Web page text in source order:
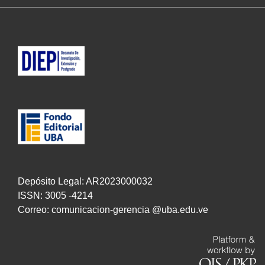
Depósito Legal: AR2023000032
ISSN: 3005 -4214
Correo: comunicacion-gerencia @uba.edu.ve